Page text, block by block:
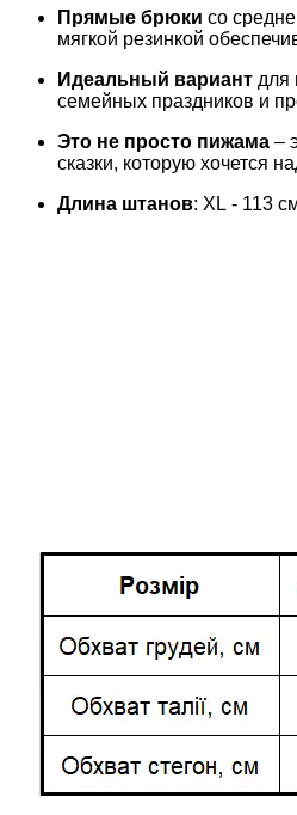
Прямые брюки со
мягкой резинкой
Идеальный вариант для
семейных праздников и
Это не просто пижама –
сказки, которую хочется
Длина штанов: XL - 113